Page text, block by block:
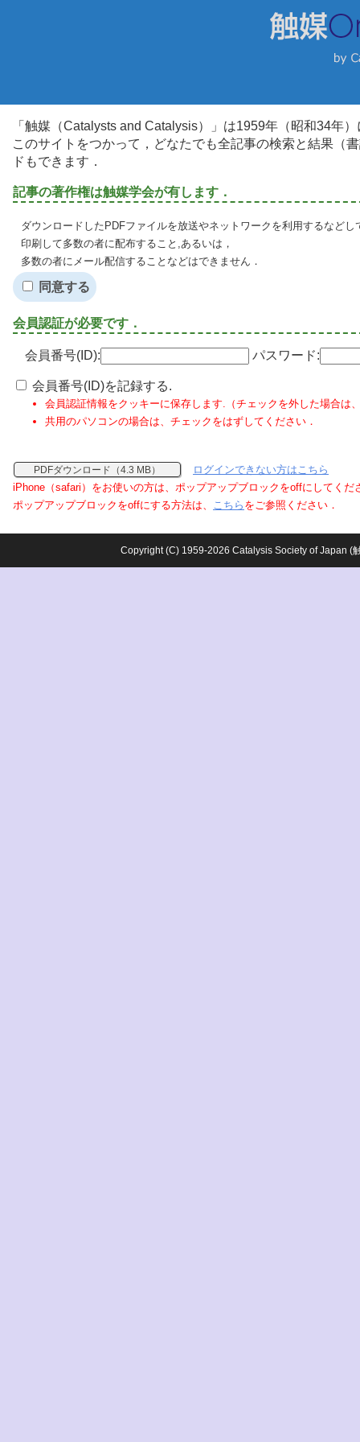
「触媒（Catalysts and Catalysis）」は1959年（昭和34年
このサイトをつかって，どなたでも全記事の検索と結果（
ドもできます．
記事の著作権は触媒学会が有します．
ダウンロードしたPDFファイルを放送やネットワークを利用するなど
印刷して多数の者に配布すること,あるいは，
多数の者にメール配信することなどはできません．
同意する
会員認証が必要です．
会員番号(ID): パスワード:
会員番号(ID)を記録する.
会員認証情報をクッキーに保存します.（チェックを外した場合は
共用のパソコンの場合は、チェックをはずしてください．
PDFダウンロード（4.3 MB）
ログインできない方はこちら
iPhone（safari）をお使いの方は、ポップアップブロックをoffにしてくだ
ポップアップブロックをoffにする方法は、 こちら をご参照ください．
Copyright (C) 1959-2026 Catalysis Society of Japan (